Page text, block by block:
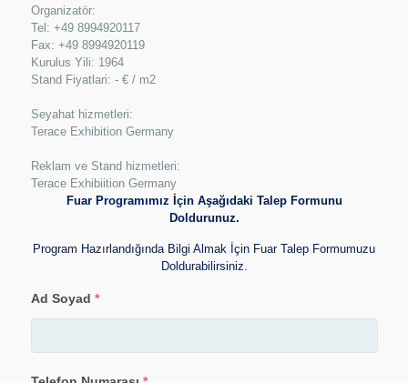
Organizatör:
Tel: +49 8994920117
Fax: +49 8994920119
Kurulus Yili: 1964
Stand Fiyatlari: - € / m2
Seyahat hizmetleri:
Terace Exhibition Germany
Reklam ve Stand hizmetleri:
Terace Exhibiition Germany
Fuar Programımız İçin Aşağıdaki Talep Formunu
Doldurunuz.
Program Hazırlandığında Bilgi Almak İçin Fuar Talep Formumuzu
Doldurabilirsiniz.
Ad Soyad *